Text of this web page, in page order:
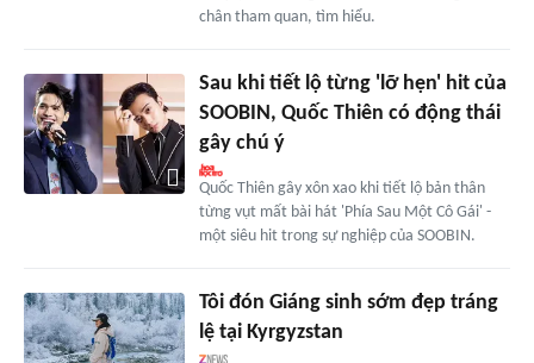
chân tham quan, tìm hiểu.
Sau khi tiết lộ từng 'lỡ hẹn' hit của
SOOBIN, Quốc Thiên có động thái
gây chú ý
Quốc Thiên gây xôn xao khi tiết lộ bản thân
từng vụt mất bài hát 'Phía Sau Một Cô Gái' -
một siêu hit trong sự nghiệp của SOOBIN.
Tôi đón Giáng sinh sớm đẹp tráng
lệ tại Kyrgyzstan